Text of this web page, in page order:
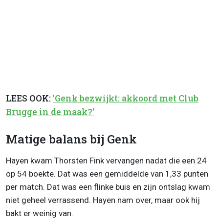
LEES OOK: 'Genk bezwijkt: akkoord met Club
Brugge in de maak?'
Matige balans bij Genk
Hayen kwam Thorsten Fink vervangen nadat die een 24
op 54 boekte. Dat was een gemiddelde van 1,33 punten
per match. Dat was een flinke buis en zijn ontslag kwam
niet geheel verrassend. Hayen nam over, maar ook hij
bakt er weinig van.